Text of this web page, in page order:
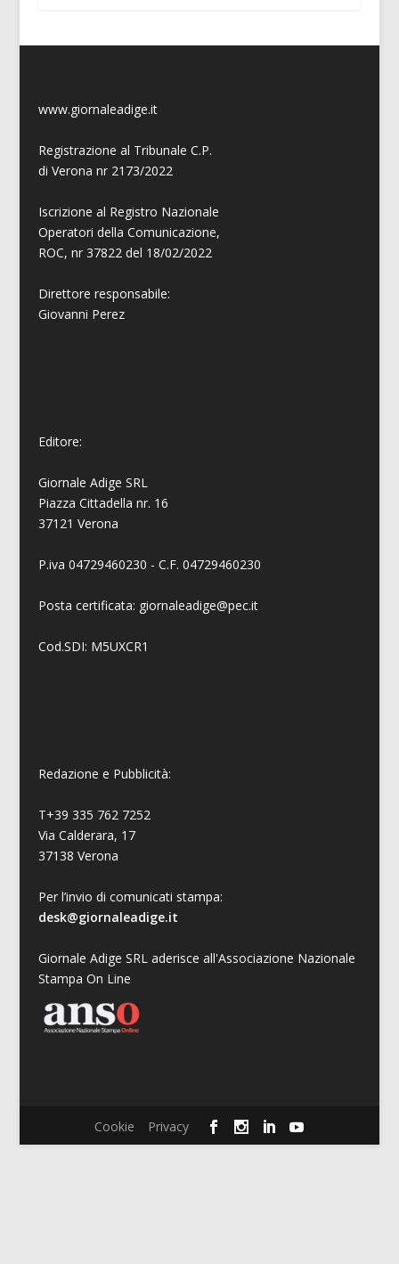
www.giornaleadige.it
Registrazione al Tribunale C.P.
di Verona nr 2173/2022
Iscrizione al Registro Nazionale
Operatori della Comunicazione,
ROC, nr 37822 del 18/02/2022
Direttore responsabile:
Giovanni Perez
Editore:
Giornale Adige SRL
Piazza Cittadella nr. 16
37121 Verona
P.iva 04729460230 - C.F. 04729460230
Posta certificata: giornaleadige@pec.it
Cod.SDI: M5UXCR1
Redazione e Pubblicità:
T+39 335 762 7252
Via Calderara, 17
37138 Verona
Per l’invio di comunicati stampa:
desk@giornaleadige.it
Giornale Adige SRL aderisce all'Associazione Nazionale
Stampa On Line
Cookie Privacy